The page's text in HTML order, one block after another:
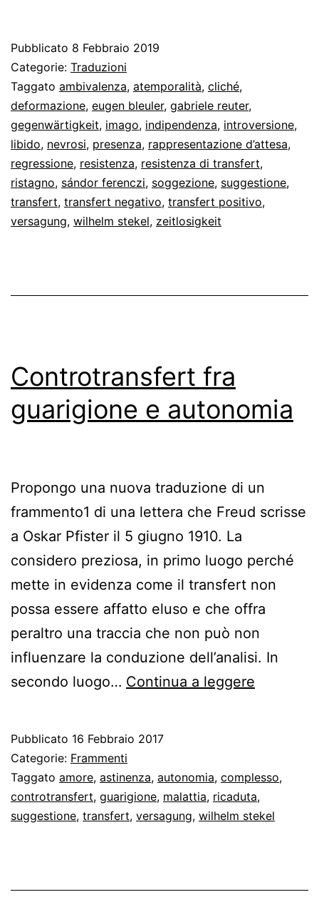
secondo
Freud
Pubblicato 8 Febbraio 2019
Categorie: Traduzioni
Taggato ambivalenza, atemporalità, cliché,
deformazione, eugen bleuler, gabriele reuter,
gegenwärtigkeit, imago, indipendenza, introversione,
libido, nevrosi, presenza, rappresentazione d’attesa,
regressione, resistenza, resistenza di transfert,
ristagno, sándor ferenczi, soggezione, suggestione,
transfert, transfert negativo, transfert positivo,
versagung, wilhelm stekel, zeitlosigkeit
Controtransfert fra
guarigione e autonomia
Propongo una nuova traduzione di un
frammento1 di una lettera che Freud scrisse
a Oskar Pfister il 5 giugno 1910. La
considero preziosa, in primo luogo perché
mette in evidenza come il transfert non
possa essere affatto eluso e che offra
peraltro una traccia che non può non
influenzare la conduzione dell’analisi. In
secondo luogo… Continua a leggere
Pubblicato 16 Febbraio 2017
Categorie: Frammenti
Taggato amore, astinenza, autonomia, complesso,
controtransfert, guarigione, malattia, ricaduta,
suggestione, transfert, versagung, wilhelm stekel